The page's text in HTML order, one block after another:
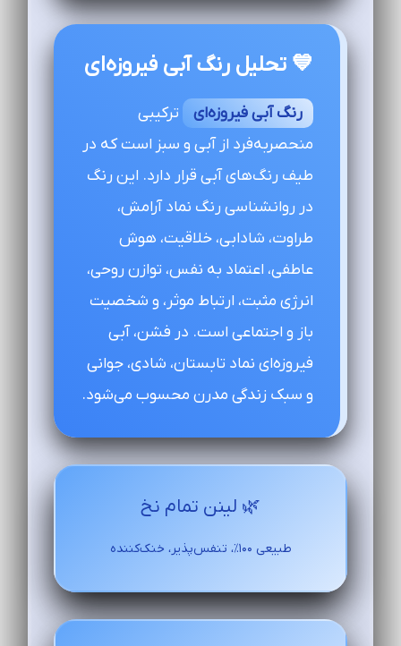
💙 تحلیل رنگ آبی فیروزه‌ای
رنگ آبی فیروزه‌ای
ترکیبی
منحصربه‌فرد از آبی و سبز است که در
طیف رنگ‌های آبی قرار دارد. این رنگ
در روانشناسی رنگ نماد آرامش،
طراوت، شادابی، خلاقیت، هوش
عاطفی، اعتماد به نفس، توازن روحی،
انرژی مثبت، ارتباط موثر، و شخصیت
باز و اجتماعی است. در فشن، آبی
فیروزه‌ای نماد تابستان، شادی، جوانی
و سبک زندگی مدرن محسوب می‌شود.
🌿 لینن تمام نخ
طبیعی ۱۰۰٪، تنفس‌پذیر، خنک‌کننده